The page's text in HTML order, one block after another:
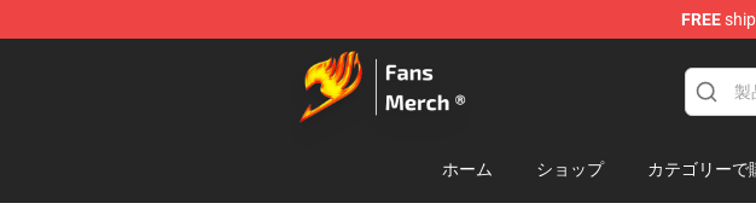
FREE
Fairy Tail Store - Official Fairy Tail Merchandise Shop
ホーム ショップ カテゴリーで